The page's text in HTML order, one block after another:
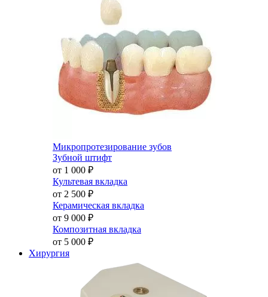
Микропротезирование зубов
Зубной штифт
от 1 000 ₽
Культевая вкладка
от 2 500 ₽
Керамическая вкладка
от 9 000 ₽
Композитная вкладка
от 5 000 ₽
Хирургия